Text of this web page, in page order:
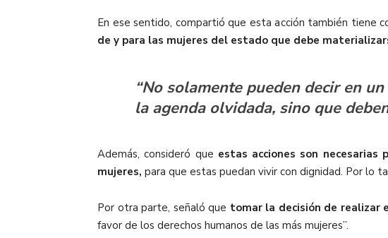
En ese sentido, compartió que esta acción también tiene
de y para las mujeres del estado que debe
“No solamente pueden decir en
la agenda olvidada, sino que
Además, consideró que estas acciones son
mujeres, para que estas puedan vivir con dignidad. Por lo
Por otra parte, señaló que tomar la decisión de realizar
favor de los derechos humanos de las más mujeres”.